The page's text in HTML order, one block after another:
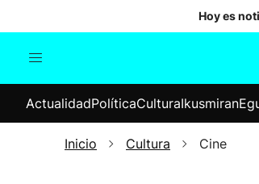
Hoy es
Internacional
Elecciones
ActualidadPolíticaCulturaIkusmiran
Inicio Cultura Cine